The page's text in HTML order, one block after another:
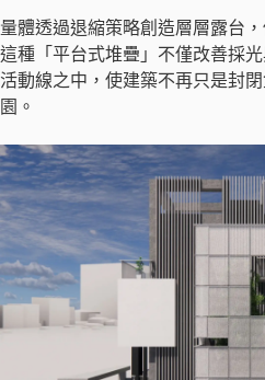
量體透過退縮策略創造層層露台
這種「平台式堆疊」不僅改善採
活動線之中，使建築不再只是封
園。